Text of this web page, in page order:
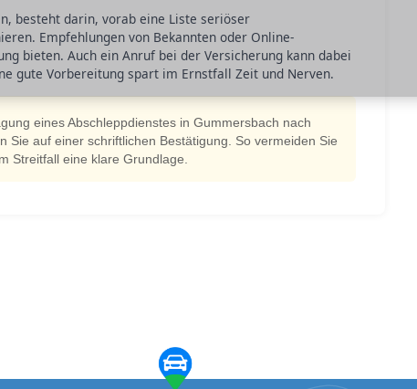
besteht darin, vorab eine Liste seriöser
Empfehlungen von Bekannten oder Online-
bieten. Auch ein Anruf bei der Versicherung kann dabei
gute Vorbereitung spart im Ernstfall Zeit und Nerven.
eines Abschleppdienstes in Gummersbach nach
Sie auf einer schriftlichen Bestätigung. So vermeiden Sie
Streitfall eine klare Grundlage.